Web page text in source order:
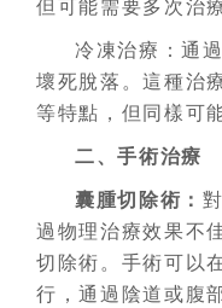
但可能需要多次治
冷凍治療：通
壞死脫落。這種治
等特點，但同樣可
二、手術治療
囊腫切除術：
過物理治療效果不
切除術。手術可以
行，通過陰道或腹